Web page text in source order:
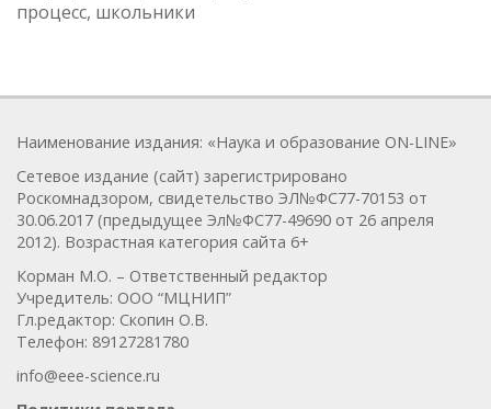
процесс, школьники
Наименование издания: «Наука и образование ON-LINE»
Сетевое издание (сайт) зарегистрировано
Роскомнадзором, свидетельство ЭЛ№ФС77-70153 от
30.06.2017 (предыдущее Эл№ФC77-49690 от 26 апреля
2012). Возрастная категория сайта 6+
Корман М.О. – Ответственный редактор
Учредитель: ООО “МЦНИП”
Гл.редактор: Скопин О.В.
Телефон: 89127281780
info@eee-science.ru